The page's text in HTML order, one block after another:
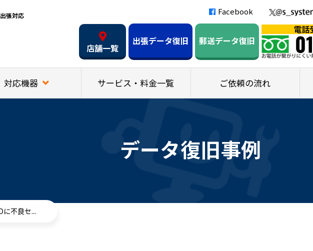
張対応 Facebook
店舗一覧
出張データ復旧 郵送データ復旧
対応機器 サービス・料金一覧 ご依頼の流れ
データ復旧事例
に不良セ...